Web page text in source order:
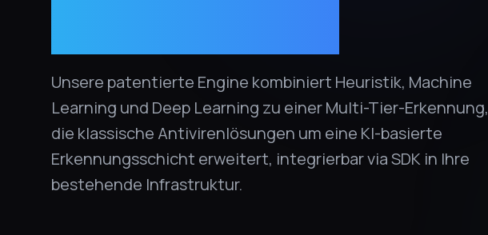
Unsere patentierte Engine kombiniert Heuristik, Machine
Learning und Deep Learning zu einer Multi-Tier-Erkennung,
die klassische Antivirenlösungen um eine KI-basierte
Erkennungsschicht erweitert, integrierbar via SDK in Ihre
bestehende Infrastruktur.